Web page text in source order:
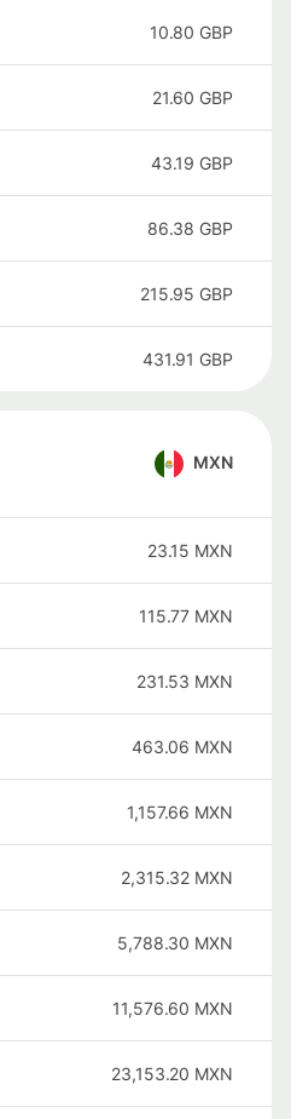
10.80 GBP
21.60 GBP
43.19 GBP
86.38 GBP
215.95 GBP
431.91 GBP
MXN
23.15 MXN
115.77 MXN
231.53 MXN
463.06 MXN
1,157.66 MXN
2,315.32 MXN
5,788.30 MXN
11,576.60 MXN
23,153.20 MXN